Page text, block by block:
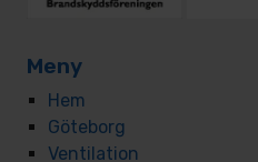
Meny
Hem
Göteborg
Ventilation